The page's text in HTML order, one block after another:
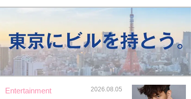
Entertainment 2026.08.05